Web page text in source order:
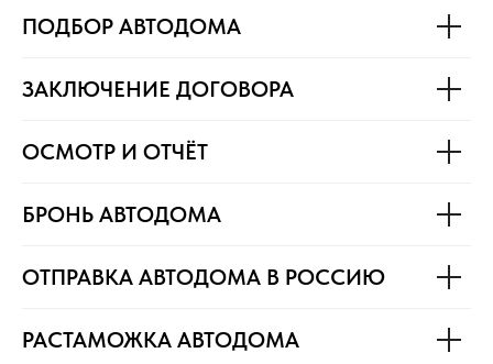
ПОДБОР АВТОДОМА
ЗАКЛЮЧЕНИЕ ДОГОВОРА
ОСМОТР И ОТЧЁТ
БРОНЬ АВТОДОМА
ОТПРАВКА АВТОДОМА В РОССИЮ
РАСТАМОЖКА АВТОДОМА